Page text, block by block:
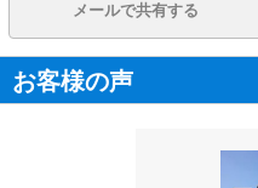
メールで共有する
お客様の声